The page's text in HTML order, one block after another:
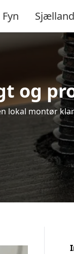
Fyn Sjælland
og
lokal montør